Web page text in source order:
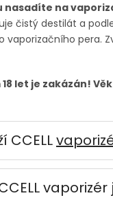
nasadíte na
čistý destilát a
vaporizačního pera.
let je zakázán!
CCELL